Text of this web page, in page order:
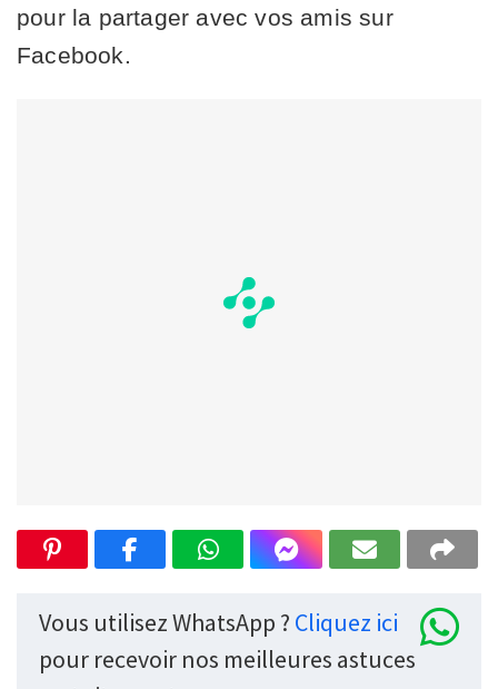
pour la partager avec vos amis sur
Facebook.
Vous utilisez WhatsApp ? Cliquez ici
pour recevoir nos meilleures astuces